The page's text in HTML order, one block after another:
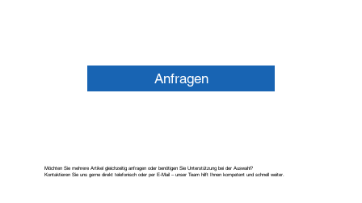
Anfragen
Möchten Sie mehrere Artikel gleichzeitig anfragen oder benötigen Sie Unterstützung bei der Auswahl?
Kontaktieren Sie uns gerne direkt telefonisch oder per E-Mail – unser Team hilft Ihnen kompetent und schnell weiter.